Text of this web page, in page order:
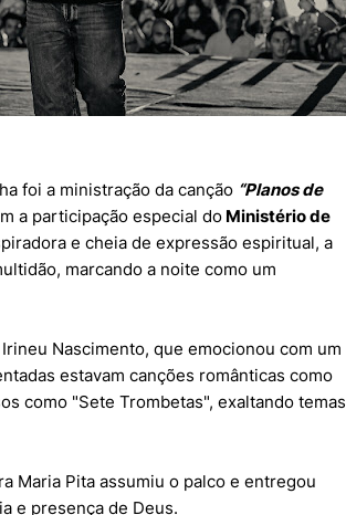
foi a ministração da canção “Planos de
a participação especial do Ministério de
e cheia de expressão espiritual, a
marcando a noite como um
Nascimento, que emocionou com um
estavam canções românticas como
como "Sete Trombetas", exaltando temas
Maria Pita assumiu o palco e entregou
e presença de Deus.